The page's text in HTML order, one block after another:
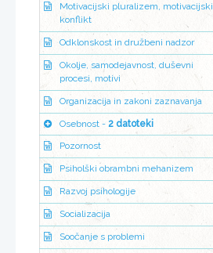
Motivacijski pluralizem, motivacijski
konflikt
Odklonskost in družbeni nadzor
Okolje, samodejavnost, duševni
procesi, motivi
Organizacija in zakoni zaznavanja
Osebnost - 2 datoteki
Pozornost
Psiholški obrambni mehanizem
Razvoj psihologije
Socializacija
Soočanje s problemi